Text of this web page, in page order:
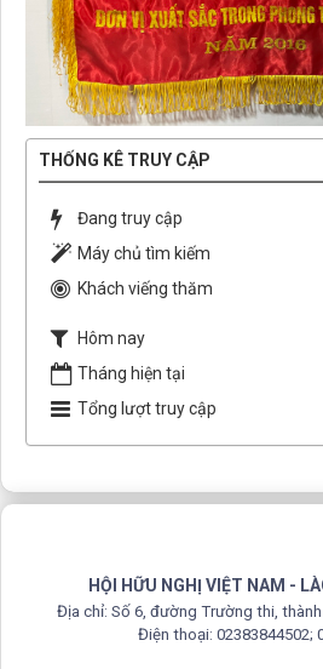
THỐNG KÊ TRUY CẬP
Đang truy cập
Máy chủ tìm kiếm
Khách viếng thăm
Hôm nay
Tháng hiện tại
Tổng lượt truy cập
HỘI HỮU NGHỊ VIỆT NAM -
Địa chỉ: Số 6, đường Trường thi,
Điện thoại: 02383844502;